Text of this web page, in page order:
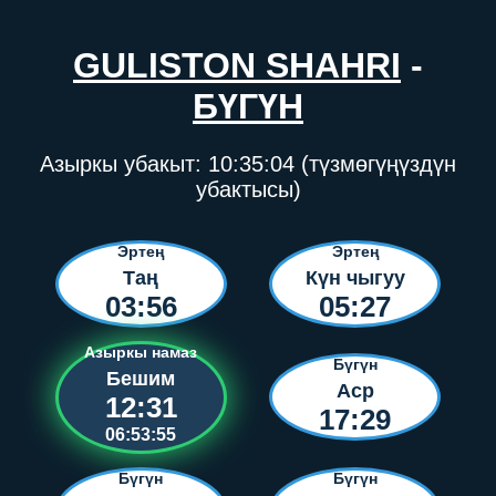
GULISTON SHAHRI -
БҮГҮН
Азыркы убакыт: 10:35:04 (түзмөгүңүздүн
убактысы)
Эртең
Таң
03:56
Эртең
Күн чыгуу
05:27
Азыркы намаз
Бешим
12:31
06:53:55
Бүгүн
Аср
17:29
Бүгүн Бүгүн